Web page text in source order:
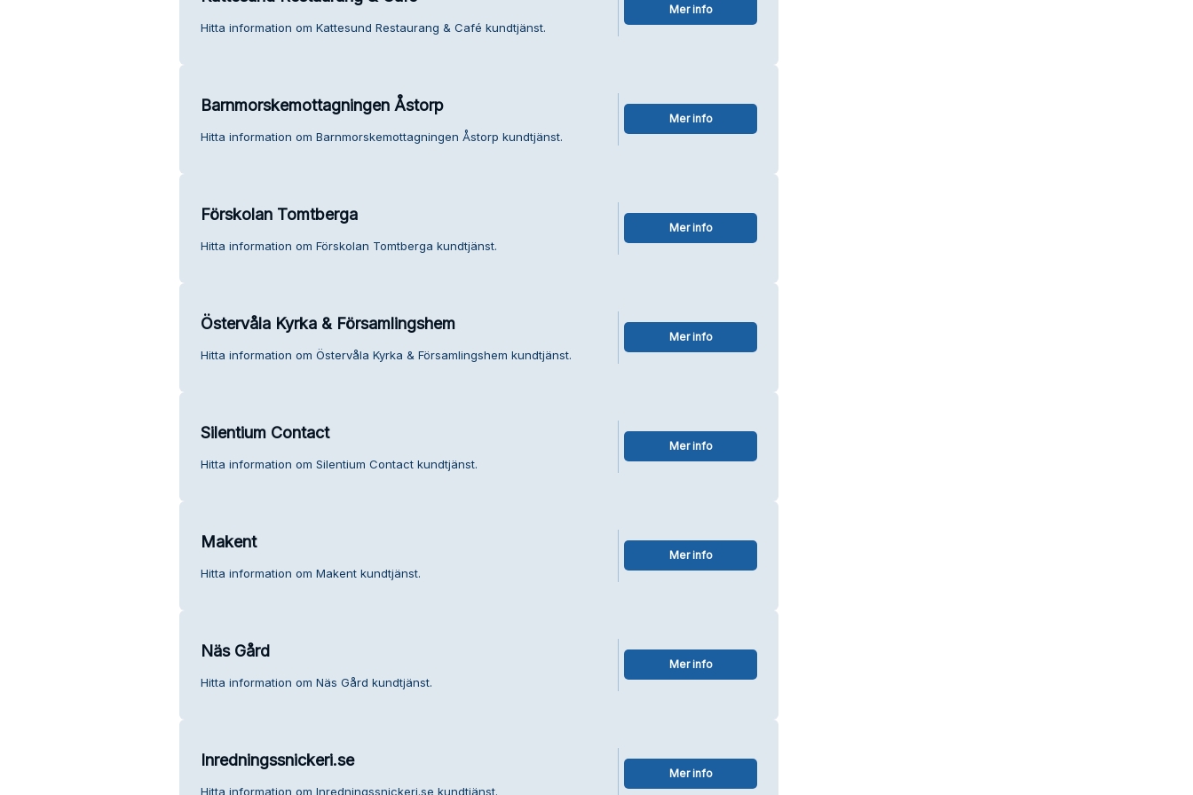
Hitta information om Kattesund Restaurang & Café kundtjänst.
Mer info
Barnmorskemottagningen Åstorp
Hitta information om Barnmorskemottagningen Åstorp kundtjänst.
Mer info
Förskolan Tomtberga
Hitta information om Förskolan Tomtberga kundtjänst.
Mer info
Östervåla Kyrka & Församlingshem
Hitta information om Östervåla Kyrka & Församlingshem kundtjänst.
Mer info
Silentium Contact
Hitta information om Silentium Contact kundtjänst.
Mer info
Makent
Hitta information om Makent kundtjänst.
Mer info
Näs Gård
Hitta information om Näs Gård kundtjänst.
Mer info
Inredningssnickeri.se
Hitta information om Inredningssnickeri.se kundtjänst.
Mer info